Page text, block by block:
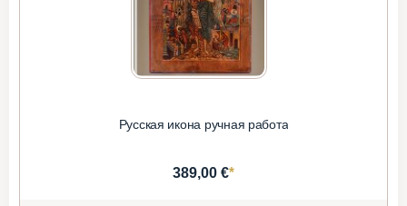
Русская икона ручная работа
389,00 €*